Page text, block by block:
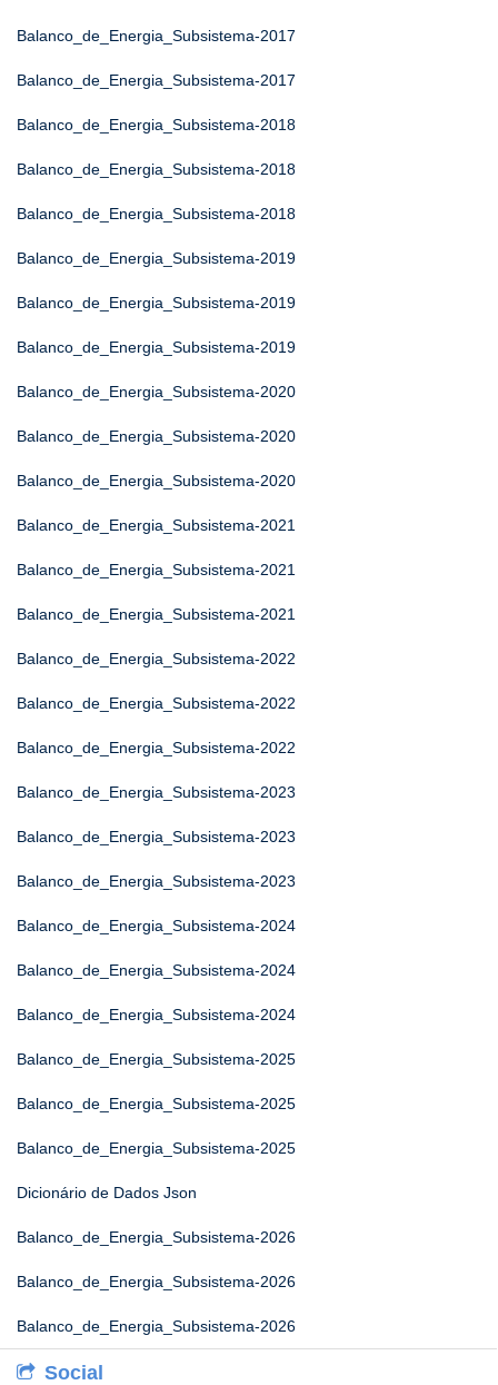
Balanco_de_Energia_Subsistema-2017
Balanco_de_Energia_Subsistema-2017
Balanco_de_Energia_Subsistema-2018
Balanco_de_Energia_Subsistema-2018
Balanco_de_Energia_Subsistema-2018
Balanco_de_Energia_Subsistema-2019
Balanco_de_Energia_Subsistema-2019
Balanco_de_Energia_Subsistema-2019
Balanco_de_Energia_Subsistema-2020
Balanco_de_Energia_Subsistema-2020
Balanco_de_Energia_Subsistema-2020
Balanco_de_Energia_Subsistema-2021
Balanco_de_Energia_Subsistema-2021
Balanco_de_Energia_Subsistema-2021
Balanco_de_Energia_Subsistema-2022
Balanco_de_Energia_Subsistema-2022
Balanco_de_Energia_Subsistema-2022
Balanco_de_Energia_Subsistema-2023
Balanco_de_Energia_Subsistema-2023
Balanco_de_Energia_Subsistema-2023
Balanco_de_Energia_Subsistema-2024
Balanco_de_Energia_Subsistema-2024
Balanco_de_Energia_Subsistema-2024
Balanco_de_Energia_Subsistema-2025
Balanco_de_Energia_Subsistema-2025
Balanco_de_Energia_Subsistema-2025
Dicionário de Dados Json
Balanco_de_Energia_Subsistema-2026
Balanco_de_Energia_Subsistema-2026
Balanco_de_Energia_Subsistema-2026
Social